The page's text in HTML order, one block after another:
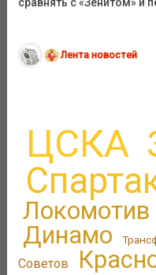
Лента новостей
ЦСКА
Локомотив
Динамо
Советов